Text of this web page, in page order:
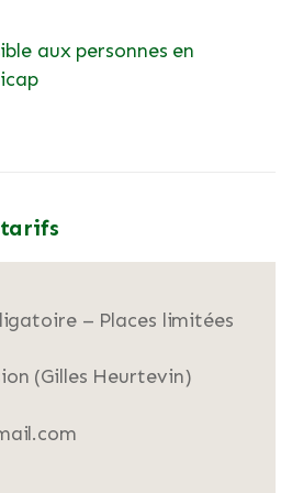
aux personnes en
– Places limitées
(Gilles Heurtevin)